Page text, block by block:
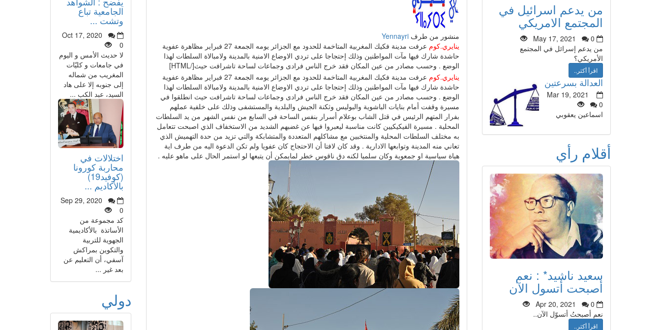
الجامعية تباع
وتشت ...
Oct 17, 2020
0
لا حديث الأمس و اليوم
في جامعات و كليّات
المغريب من شماله
إلى جنوبه إلا على هاد
السيد، عبد الكب ...
اختلالات في
محاربة كورونا
(كوفيد19)
بالأكاديم ...
Sep 29, 2020
0
كد مجموعة من
الأساتذة بالأكاديمية
الجهوية للتربية
والتكوين بمراكش
آسفي، أن التعليم عن
بعد غير ...
دولي
منشور من طرفYennayri
ينايري.كوم
عرفت مدينة فكيك المغربية المتاخمة للحدود مع الجزائر يومه الجمعة 27 فبراير مظاهرة عفوية
حاشدة شارك فيها مآت المواطنين وذلك إحتجاجا على تردي الاوضاع الامنية بالمدينة ولامبالاة السلطات لهذا
الوضع . وحسب مصادر من عين المكان فقد خرج الناس فرادى وجماعات لساحة تاشرافت حيث[/HTML]
ينايري.كوم
عرفت مدينة فكيك المغربية المتاخمة للحدود مع الجزائر يومه الجمعة 27 فبراير مظاهرة عفوية
حاشدة شارك فيها مآت المواطنين وذلك إحتجاجا على تردي الاوضاع الامنية بالمدينة ولامبالاة السلطات لهذا
الوضع . وحسب مصادر من عين المكان فقد خرج الناس فرادى وجماعات لساحة تاشرافت حيث انطلقوا في
مسيرة وقفت أمام بنايات الباشوية والبوليس وثكنة الجيش والبلدية والمستشفى وذلك على خلفية عملهم
بفرار المتهم الرئيس في قتل الشاب بوعلام أسرار بنفس الساحة في السابع من نفس الشهر من يد السلطات
المحلية . مسيرة الفيكيكيين كانت مناسبة ليعبروا فيها عن غضبهم الشديد من الاستخفاف الذي اصبحت تتعامل
به مختلف السلطات المحلية والمنتخبين مع مشاكلهم المتعددة والمتشابكة والتي تزيد من حدة التهميش الذي
تعاني منه المدينة وتوابعها الادارية . وقد كان لافتا أن الاحتجاج كان عفويا ولم تكن الدعوة اليه من طرف اية
هياة سياسية او جمعوية وكان سلميا لكنه دق ناقوس خطر لمايمكن أن يتبعها لو استمر الحال على ماهو عليه .
من يدعم اسرائيل في
المجتمع الامريكي
May 17, 2021
0
من يدعم إسرائل في المجتمع
الأمريكي؟
اقرأ أكثر..
العدالة بسرعتين
Mar 19, 2021
0
اسماعين يعقوبي
أقلام رأي
سعيد ناشيد* : نعم
أصبحت أتسول الآن
Apr 20, 2021
0
نعم أصبحتُ أتسوّل الآن..
اقرأ أكثر..